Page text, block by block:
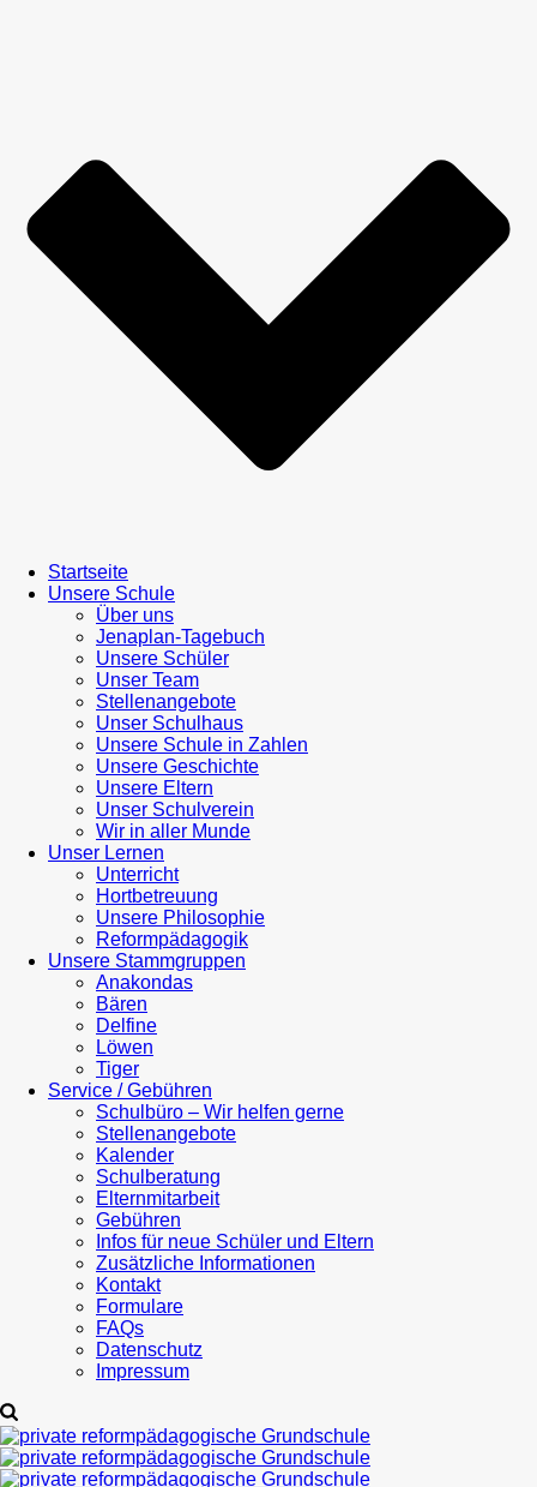
Startseite
Unsere Schule
Über uns
Jenaplan-Tagebuch
Unsere Schüler
Unser Team
Stellenangebote
Unser Schulhaus
Unsere Schule in Zahlen
Unsere Geschichte
Unsere Eltern
Unser Schulverein
Wir in aller Munde
Unser Lernen
Unterricht
Hortbetreuung
Unsere Philosophie
Reformpädagogik
Unsere Stammgruppen
Anakondas
Bären
Delfine
Löwen
Tiger
Service / Gebühren
Schulbüro – Wir helfen gerne
Stellenangebote
Kalender
Schulberatung
Elternmitarbeit
Gebühren
Infos für neue Schüler und Eltern
Zusätzliche Informationen
Kontakt
Formulare
FAQs
Datenschutz
Impressum